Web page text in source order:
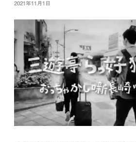
2021年11月1日